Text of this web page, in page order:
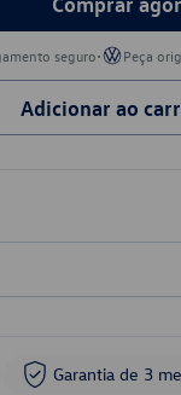
seguro• Peça
Adicionar ao
Garantia de 3